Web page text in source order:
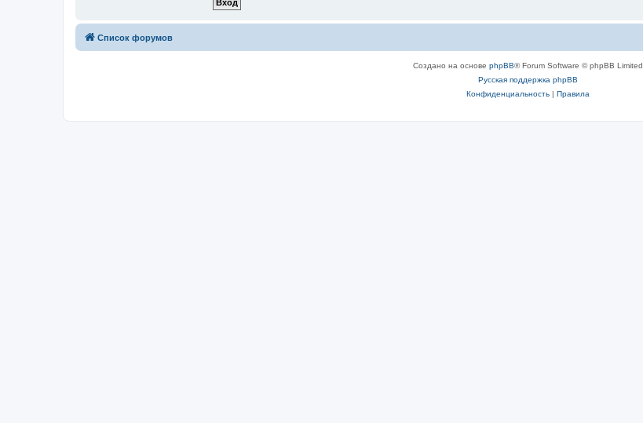
Список форумов
Создано на основе phpBB® Forum Software © phpBB Limited
Русская поддержка phpBB
Конфиденциальность| Правила